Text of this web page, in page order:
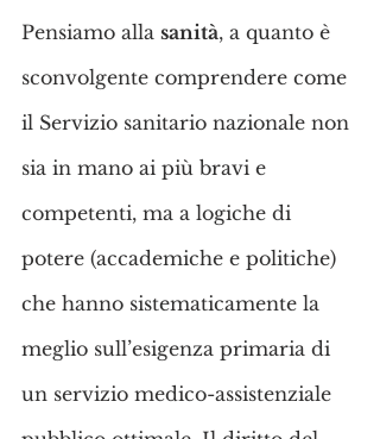
Pensiamo alla sanità, a quanto è
sconvolgente comprendere come
il Servizio sanitario nazionale non
sia in mano ai più bravi e
competenti, ma a logiche di
potere (accademiche e politiche)
che hanno sistematicamente la
meglio sull’esigenza primaria di
un servizio medico-assistenziale